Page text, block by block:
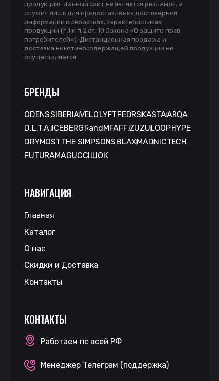
продукцию. Данный сайт не является рекламой, а
служит лишь для предоставления достоверной
информации о свойствах, характеристиках
продукции (п.1 и п.2 ст. 10 Закона «О защите прав
потребителей»). Дистанционная продажа и
доставка никотиносодержащей продукции не
осуществляется.
БРЕНДЫ
ODENSSIBERIAVELO LYFT FEDRS KASTAARQA
D.L.T.A. ICEBERG RandM FAFF.ZUZU LOOPHYPE
DRYMOSTTHE SIMPSONS BLAXMAD NICTECH
FUTURAMAGUCCI ШОК
НАВИГАЦИЯ
Главная
Каталог
О нас
Скидки и Доставка
Контакты
КОНТАКТЫ
Работаем по всей РФ
Менеджер Телеграм (поддержка)